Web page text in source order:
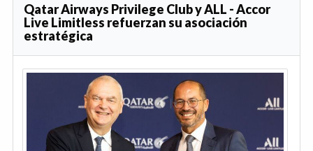
Qatar Airways Privilege Club y ALL - Accor
Live Limitless refuerzan su asociación
estratégica